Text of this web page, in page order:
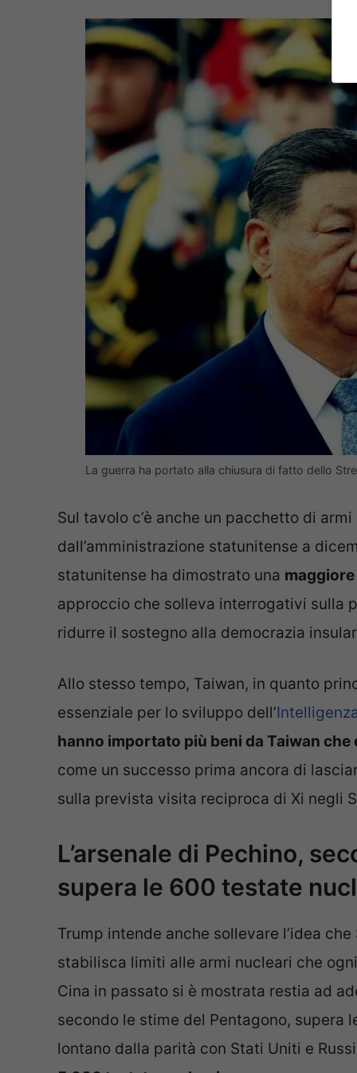
La guerra ha portato alla chiusura di fatto dello
Sul tavolo c’è anche un pacchetto di
dall’amministrazione statunitense a
statunitense ha dimostrato una
approccio che solleva interrogativi sulla
ridurre il sostegno alla democrazia
Allo stesso tempo, Taiwan, in quanto
essenziale per lo sviluppo dell’
hanno importato più beni da Taiwan che
come un successo prima ancora di
sulla prevista visita reciproca di Xi negli
L’arsenale di Pechino,
supera le 600 testate
Trump intende anche sollevare l’idea
stabilisca limiti alle armi nucleari che
Cina in passato si è mostrata restia ad
secondo le stime del Pentagono, supera
lontano dalla parità con Stati Uniti e